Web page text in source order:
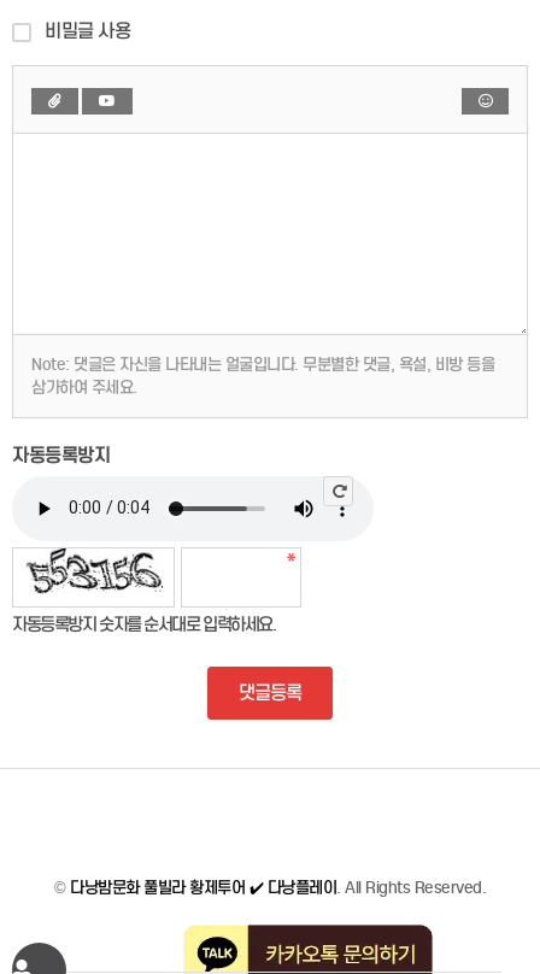
비밀글 사용
Note: 댓글은 자신을 나타내는 얼굴입니다. 무분별한 댓글, 욕설, 비방 등을
삼가하여 주세요.
자동등록방지
자동등록방지 숫자를 순서대로 입력하세요.
댓글등록
© 다낭밤문화 풀빌라 황제투어 ✔️ 다낭플레이 . All Rights Reserved.